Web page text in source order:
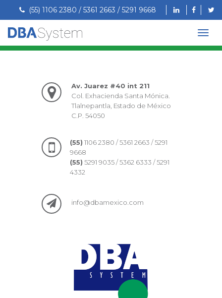
(55) 1106 2380 / 5361 2663 / 5291 9668
Av. Juarez #40 int 211
Col. Exhacienda Santa Mónica.
Tlalnepantla, Estado de México
C.P. 54050
(55) 1106 2380 / 5361 2663 / 5291
9668
(55) 5291 9035 / 5362 6333 / 5291
4332
info@dbamexico.com